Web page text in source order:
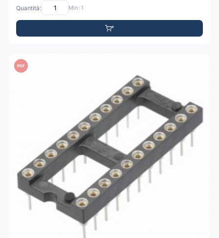
Quantità: Min: 1
PDF